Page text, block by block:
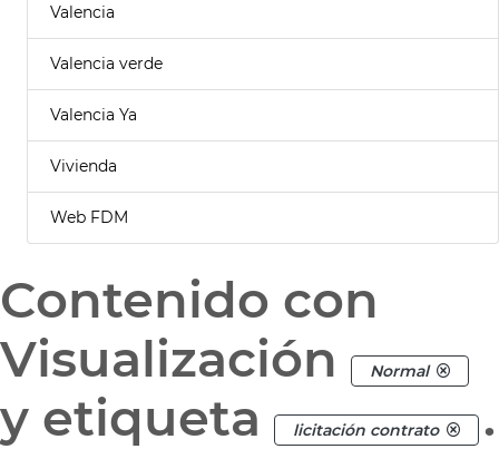
Valencia
Valencia verde
Valencia Ya
Vivienda
Web FDM
Contenido con
Visualización
Normal
y etiqueta licitación contrato .